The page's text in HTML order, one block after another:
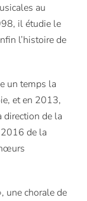
au
il étudie le
l’histoire de
un temps la
et en 2013,
direction de la
de la
une chorale de